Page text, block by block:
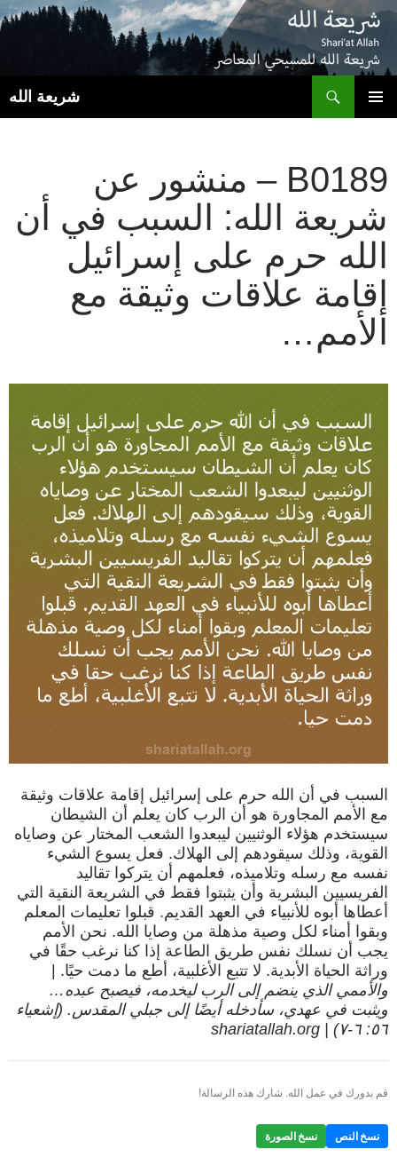
شريعة الله
B0189 – منشور عن
شريعة الله: السبب في أن
الله حرم على إسرائيل
إقامة علاقات وثيقة مع
الأمم…
السبب في أن الله حرم على إسرائيل إقامة علاقات وثيقة
مع الأمم المجاورة هو أن الرب كان يعلم أن الشيطان
سيستخدم هؤلاء الوثنيين ليبعدوا الشعب المختار عن وصاياه
القوية، وذلك سيقودهم إلى الهلاك. فعل يسوع الشيء
نفسه مع رسله وتلاميذه، فعلمهم أن يتركوا تقاليد
الفريسيين البشرية وأن يثبتوا فقط في الشريعة النقية التي
أعطاها أبوه للأنبياء في العهد القديم. قبلوا تعليمات المعلم
وبقوا أمناء لكل وصية مذهلة من وصايا الله. نحن الأمم
يجب أن نسلك نفس طريق الطاعة إذا كنا نرغب حقًا في
وراثة الحياة الأبدية. لا تتبع الأغلبية، أطع ما دمت حيًا. |
والأممي الذي ينضم إلى الرب ليخدمه، فيصبح عبده…
ويثبت في عهدي، سأدخله أيضًا إلى جبلي المقدس. (إشعياء
٥٦: ٦-٧) | shariatallah.org
قم بدورك في عمل الله. شارك هذه الرسالة!
نسخ النص نسخ الصورة